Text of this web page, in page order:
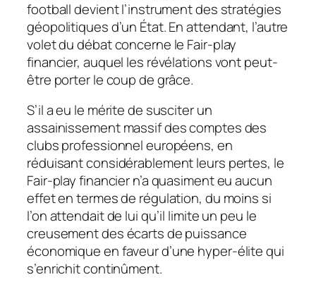
football devient l’instrument des stratégies
géopolitiques d’un État. En attendant, l’autre
volet du débat concerne le Fair-play
financier, auquel les révélations vont peut-
être porter le coup de grâce.
S’il a eu le mérite de susciter un
assainissement massif des comptes des
clubs professionnel européens, en
réduisant considérablement leurs pertes, le
Fair-play financier n’a quasiment eu aucun
effet en termes de régulation, du moins si
l’on attendait de lui qu’il limite un peu le
creusement des écarts de puissance
économique en faveur d’une hyper-élite qui
s’enrichit continûment.